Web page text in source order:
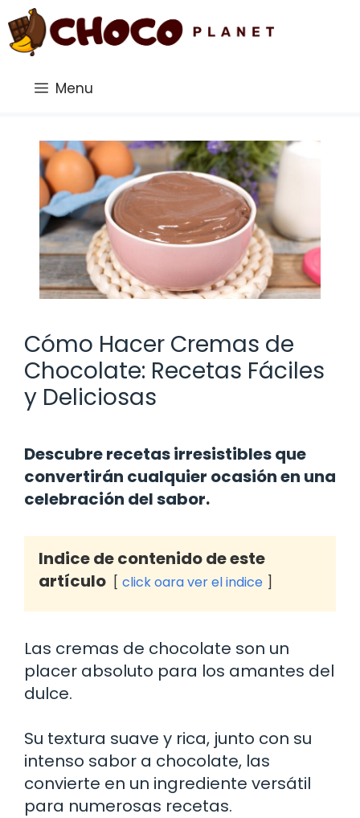
Saltar
al
contenido
Menu
Cómo Hacer Cremas de
Chocolate: Recetas Fáciles
y Deliciosas
Descubre recetas irresistibles que
convertirán cualquier ocasión en una
celebración del sabor.
Indice de contenido de este
artículo
click oara ver el indice
Las cremas de chocolate son un
placer absoluto para los amantes del
dulce.
Su textura suave y rica, junto con su
intenso sabor a chocolate, las
convierte en un ingrediente versátil
para numerosas recetas.